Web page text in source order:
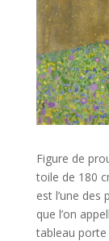
Figure de
toile de 180
est l’une des
que l’on
tableau